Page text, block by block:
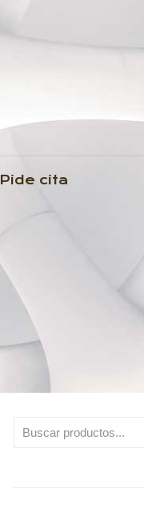
Pide cita
Buscar